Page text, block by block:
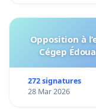
Opposition à
Cégep
272 signatures
28 Mar 2026